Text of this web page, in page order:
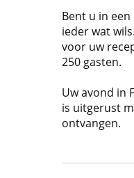
Bent u in
ieder wat
voor uw
250 gasten.
Uw avond in
is uitgerust
ontvangen.